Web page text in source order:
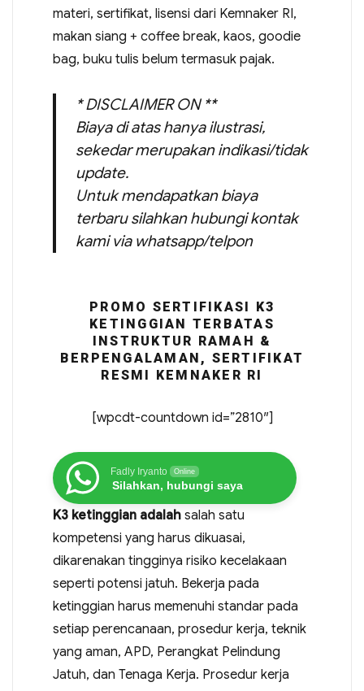
materi, sertifikat, lisensi dari Kemnaker RI,
makan siang + coffee break, kaos, goodie
bag, buku tulis belum termasuk pajak.
* DISCLAIMER ON **
Biaya di atas hanya ilustrasi,
sekedar merupakan indikasi/tidak
update.
Untuk mendapatkan biaya
terbaru silahkan hubungi kontak
kami via whatsapp/telpon
PROMO SERTIFIKASI K3
KETINGGIAN TERBATAS
INSTRUKTUR RAMAH &
BERPENGALAMAN, SERTIFIKAT
RESMI KEMNAKER RI
[wpcdt-countdown id=”2810″]
Fadly Iryanto Online
Silahkan, hubungi saya
K3 ketinggian adalahsalah satu
kompetensi yang harus dikuasai,
dikarenakan tingginya risiko kecelakaan
seperti potensi jatuh. Bekerja pada
ketinggian harus memenuhi standar pada
setiap perencanaan, prosedur kerja, teknik
yang aman, APD, Perangkat Pelindung
Jatuh, dan Tenaga Kerja. Prosedur kerja